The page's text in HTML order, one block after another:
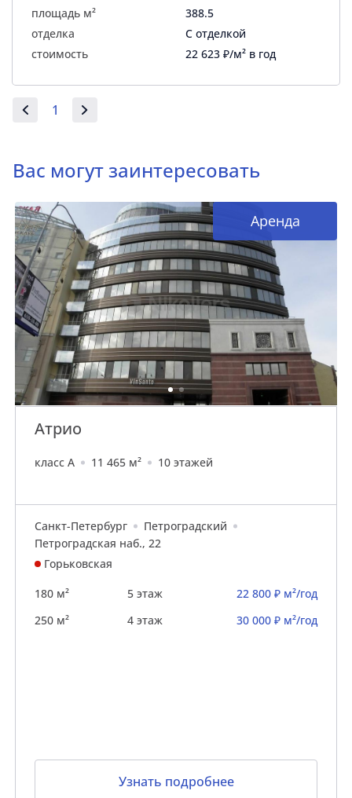
площадь м²
388.5
отделка
С отделкой
стоимость
22 623 ₽/м² в год
1
Вас могут заинтересовать
Аренда
Атрио
класс A 11 465 м² 10 этажей
Санкт-Петербург
Петроградский
Петроградская наб., 22
Горьковская
180 м²
5 этаж
22 800 ₽ м²/год
250 м²
4 этаж 30 000 ₽ м²/год
Узнать подробнее